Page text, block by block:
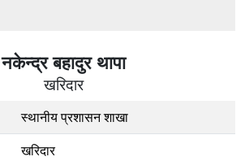
नकेन्द्र बहादुर थापा
खरिदार
स्थानीय प्रशासन शाखा
खरिदार